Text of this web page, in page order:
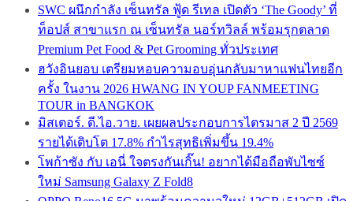
SWC ผนึกกำลัง เซ็นทรัล ฟู้ด รีเทล เปิดตัว ‘The Goody’ ที่
ท็อปส์ สาขาแรก ณ เซ็นทรัล นอร์ทวิลล์ พร้อมรุกตลาด
Premium Pet Food & Pet Grooming ทั่วประเทศ
ฮวังอินยอบ เตรียมหอบความอบอุ่นกลับมาหาแฟนไทยอีก
ครั้ง ในงาน 2026 HWANG IN YOUP FANMEETING
TOUR in BANGKOK
มิสเตอร์. ดี.ไอ.วาย. เผยผลประกอบการไตรมาส 2 ปี 2569
รายได้เติบโต 17.8% กำไรสุทธิเพิ่มขึ้น 19.4%
โพก้าซัง กับ เอนี่ ใจตรงกันเกิ๊น! อยากได้มือถือพับไซซ์
ใหม่ Samsung Galaxy Z Fold8